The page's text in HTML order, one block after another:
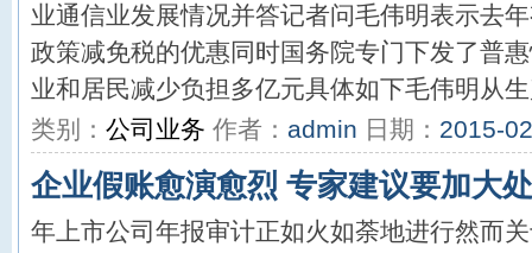
业通信业发展情况并答记者问毛伟明表示去
政策减免税的优惠同时国务院专门下发了普
业和居民减少负担多亿元具体如下毛伟明从
类别： 公司业务 作者： admin 日期： 2015-
企业假账愈演愈烈 专家建议要加大
年上市公司年报审计正如火如荼地进行然而